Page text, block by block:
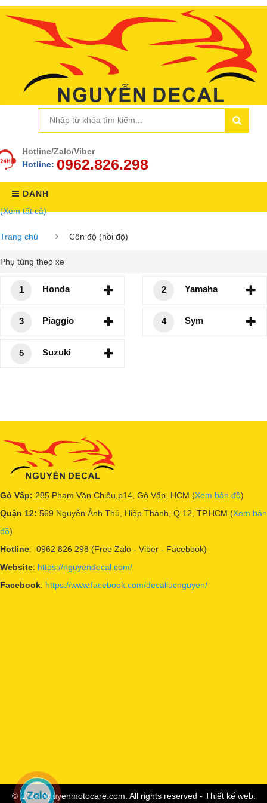
Hotline/Zalo/Viber
Hotline: 0962.826.298
DANH
(Xem tất cả)
Trang chủ Côn độ (nồi độ)
Phụ tùng theo xe
1 Honda 2 Yamaha
3 Piaggio 4 Sym
5 Suzuki
Gò Vấp: 285 Phạm Văn Chiêu,p14, Gò Vấp, HCM (Xem bản đồ)
Quận 12: 569 Nguyễn Ảnh Thủ, Hiệp Thành, Q.12, TP.HCM (Xem bản
đồ)
Hotline: 0962 826 298 (Free Zalo - Viber - Facebook)
Website: https://nguyendecal.com/
Facebook: https://www.facebook.com/decallucnguyen/
© 2023 Nguyenmotocare.com. All rights reserved - Thiết kế web: